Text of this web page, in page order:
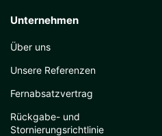
Unternehmen
Über uns
Unsere Referenzen
Fernabsatzvertrag
Rückgabe- und
Stornierungsrichtlinie